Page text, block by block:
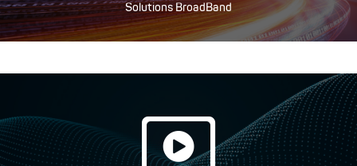
Solutions BroadBand